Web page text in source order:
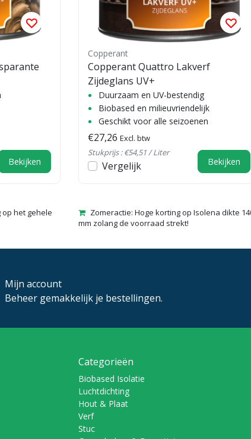
Bekijken
Copperant
Copperant Quattro Lakverf
Zijdeglans UV+
Duurzaam en UV-bestendig
Biobased en milieuvriendelijk
Geschikt voor alle seizoenen
€27,26 Excl. btw
Stukprijs : €54,51 / Liter
Vergelijk Bekijken
het gehele
Zomeractie: Hoge korting op Isolena dikte
mm zolang de voorraad strekt!
Mijn account
Beheer gemakkelijk je bestellingen.
Categorieën
Biobased Isolatie
Luchtdichting
Hout & Plaat
Verf
Stuc